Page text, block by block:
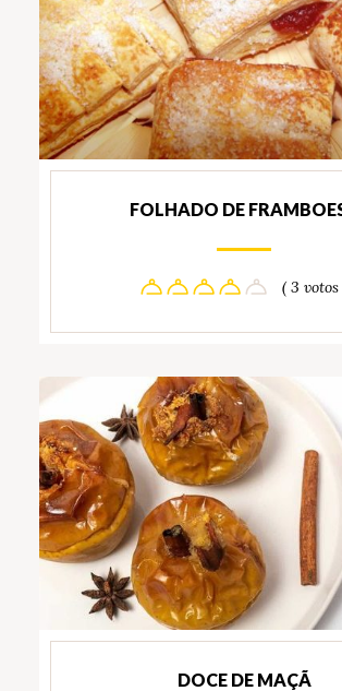
FOLHADO DE
( 3 votos
DOCE DE MAÇÃ